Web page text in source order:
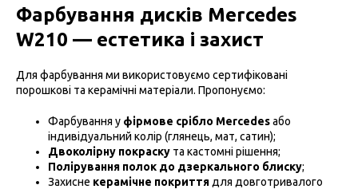
Фарбування дисків Mercedes
W210 — естетика і захист
Для фарбування ми використовуємо сертифіковані
порошкові та керамічні матеріали. Пропонуємо:
Фарбування у фірмове срібло Mercedesабо
індивідуальний колір (глянець, мат, сатин);
Двоколірну покраску та кастомні рішення;
Полірування полок до дзеркального блиску;
Захисне керамічне покриття для довготривалого